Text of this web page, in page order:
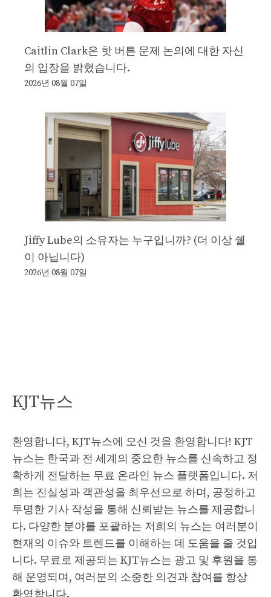
Caitlin Clark은 핫 버튼 문제 논의에 대한 자신
의 입장을 밝혔습니다.
2026년 08월 07일
Jiffy Lube의 소유자는 누구입니까? (더 이상 쉘
이 아닙니다)
2026년 08월 07일
KJT뉴스
환영합니다, KJT뉴스에 오신 것을 환영합니다! KJT
뉴스는 한국과 전 세계의 중요한 뉴스를 신속하고 정
확하게 전달하는 무료 온라인 뉴스 플랫폼입니다. 저
희는 진실성과 객관성을 최우선으로 하며, 공정하고
투명한 기사 작성을 통해 신뢰받는 뉴스를 제공합니
다. 다양한 분야를 포괄하는 저희의 뉴스는 여러분이
현재의 이슈와 트렌드를 이해하는 데 도움을 줄 것입
니다. 무료로 제공되는 KJT뉴스는 광고 및 후원을 통
해 운영되며, 여러분의 소중한 의견과 참여를 항상
환영합니다.